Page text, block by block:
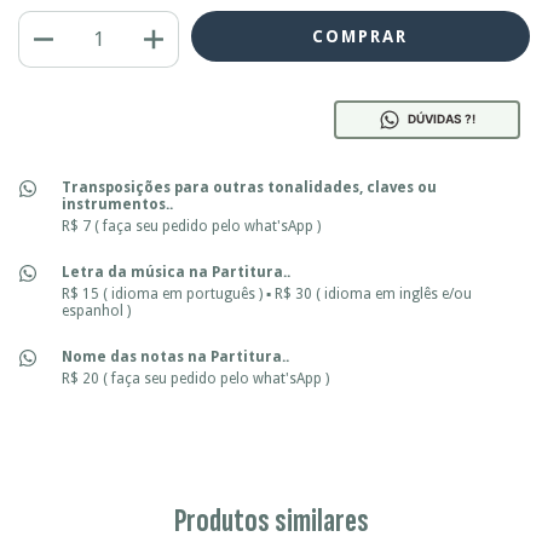
DÚVIDAS ?!
Transposições para outras tonalidades, claves ou
instrumentos..
R$ 7 ( faça seu pedido pelo what'sApp )
Letra da música na Partitura..
R$ 15 ( idioma em português ) ▪ R$ 30 ( idioma em inglês e/ou
espanhol )
Nome das notas na Partitura..
R$ 20 ( faça seu pedido pelo what'sApp )
Produtos similares